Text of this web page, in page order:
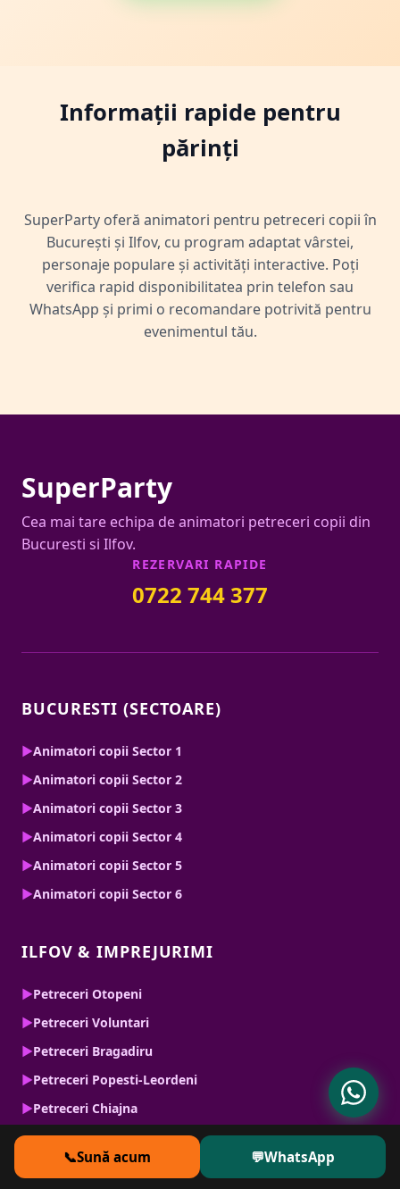
Informații rapide pentru
părinți
SuperParty oferă animatori pentru petreceri copii în
București și Ilfov, cu program adaptat vârstei,
personaje populare și activități interactive. Poți
verifica rapid disponibilitatea prin telefon sau
WhatsApp și primi o recomandare potrivită pentru
evenimentul tău.
SuperParty
Cea mai tare echipa de animatori petreceri copii din
Bucuresti si Ilfov.
REZERVARI RAPIDE
0722 744 377
BUCURESTI (SECTOARE)
▶Animatori copii Sector 1
▶Animatori copii Sector 2
▶Animatori copii Sector 3
▶Animatori copii Sector 4
▶Animatori copii Sector 5
▶Animatori copii Sector 6
ILFOV & IMPREJURIMI
▶Petreceri Otopeni
▶Petreceri Voluntari
▶Petreceri Bragadiru
▶Petreceri Popesti-Leordeni
▶Petreceri Chiajna
SERVICII SPECIALE
📞Sună acum 💬WhatsApp